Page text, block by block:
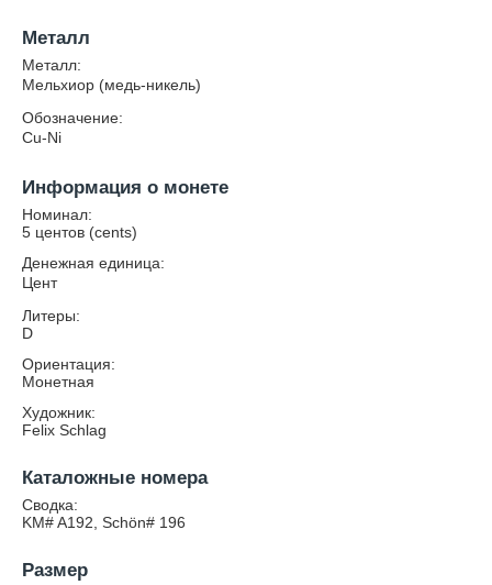
Металл
Металл:
Мельхиор (медь-никель)
Обозначение:
Cu-Ni
Информация о монете
Номинал:
5 центов (cents)
Денежная единица:
Цент
Литеры:
D
Ориентация:
Монетная
Художник:
Felix Schlag
Каталожные номера
Сводка:
KM# A192, Schön# 196
Размер